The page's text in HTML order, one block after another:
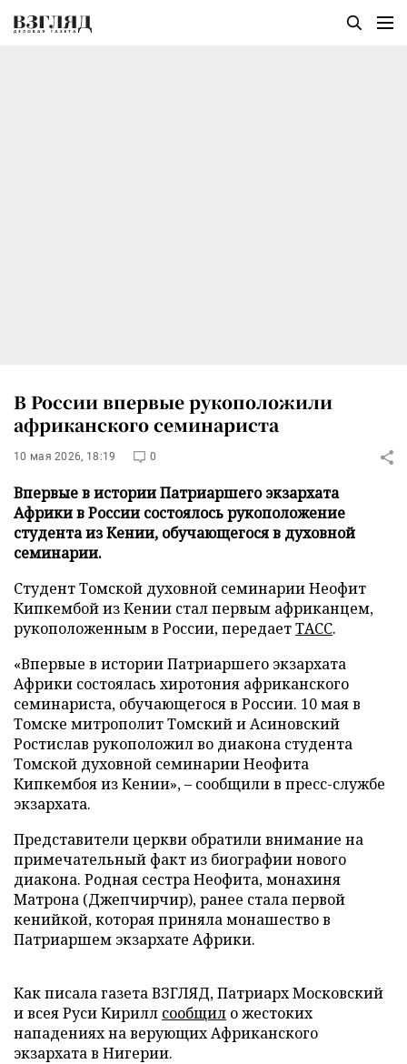
В России впервые рукоположили
африканского семинариста
10 мая 2026, 18:19 0
Впервые в истории Патриаршего экзархата
Африки в России состоялось рукоположение
студента из Кении, обучающегося в духовной
семинарии.
Студент Томской духовной семинарии Неофит
Кипкембой из Кении стал первым африканцем,
рукоположенным в России, передаетТАСС.
«Впервые в истории Патриаршего экзархата
Африки состоялась хиротония африканского
семинариста, обучающегося в России. 10 мая в
Томске митрополит Томский и Асиновский
Ростислав рукоположил во диакона студента
Томской духовной семинарии Неофита
Кипкембоя из Кении», – сообщили в пресс-службе
экзархата.
Представители церкви обратили внимание на
примечательный факт из биографии нового
диакона. Родная сестра Неофита, монахиня
Матрона (Джепчирчир), ранее стала первой
кенийкой, которая приняла монашество в
Патриаршем экзархате Африки.
Как писала газета ВЗГЛЯД, Патриарх Московский
и всея Руси Кирилл сообщил о жестоких
нападениях на верующих Африканского
экзархата в Нигерии.